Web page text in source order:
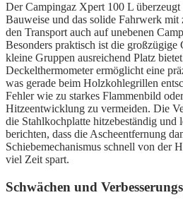
Der Campingaz Xpert 100 L
Bauweise und das solide Fahrwerk mit
den Transport auch auf unebenen
Besonders praktisch ist die
kleine Gruppen ausreichend Platz
Deckelthermometer ermöglicht eine
was gerade beim Holzkohlegrillen
Fehler wie zu starkes Flammenbild
Hitzeentwicklung zu vermeiden. Die
die Stahlkochplatte hitzebeständig und
berichten, dass die Ascheentfernung
Schiebemechanismus schnell von der
viel Zeit spart.
Schwächen und